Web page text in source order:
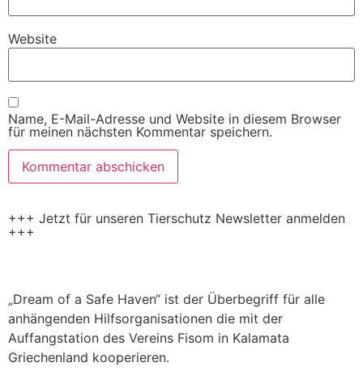
Website
Name, E-Mail-Adresse und Website in diesem Browser
für meinen nächsten Kommentar speichern.
+++ Jetzt für unseren Tierschutz Newsletter anmelden
+++
„Dream of a Safe Haven“ ist der Überbegriff für alle
anhängenden Hilfsorganisationen die mit der
Auffangstation des Vereins Fisom in Kalamata
Griechenland kooperieren.